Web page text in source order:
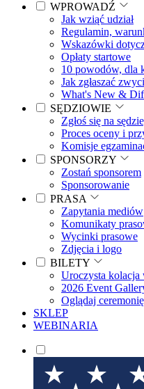
WPROWADŹ
Jak wziąć udział
Regulamin,
Wskazówki
Opłaty startowe
10 powodów, dla
Jak zgłaszać
What's New &
SĘDZIOWIE
Zgłoś się na
Proces oceny i
Komisje
SPONSORZY
Zostań sponsorem
Sponsorowanie
PRASA
Zapytania mediów
Komunikaty
Wycinki prasowe
Zdjęcia i logo
BILETY
Uroczysta kolacja
2026 Event
Oglądaj
SKLEP
WEBINARIA